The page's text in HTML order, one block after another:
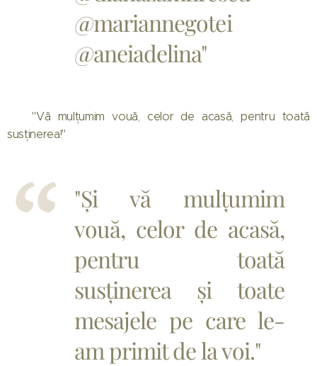
@mariannegotei
@aneiadelina"
🙏 "Vă mulțumim vouă, celor de acasă, pentru toată
susținerea!"
"Și vă mulțumim
vouă, celor de acasă,
pentru toată
susținerea și toate
mesajele pe care le-
am primit de la voi."